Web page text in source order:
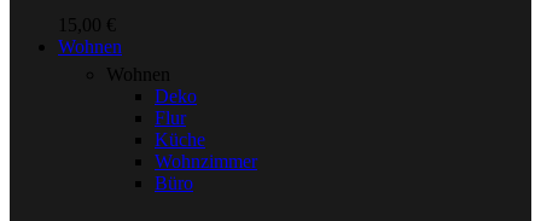
15,00 €
Wohnen
Wohnen
Deko
Flur
Küche
Wohnzimmer
Büro